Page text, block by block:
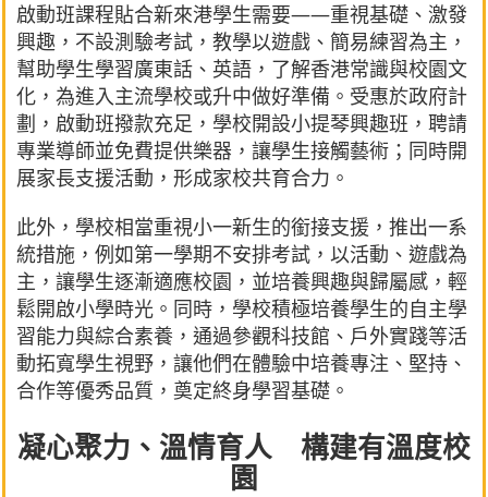
啟動班課程貼合新來港學生需要——重視基礎、激發
興趣，不設測驗考試，教學以遊戲、簡易練習為主，
幫助學生學習廣東話、英語，了解香港常識與校園文
化，為進入主流學校或升中做好準備。受惠於政府計
劃，啟動班撥款充足，學校開設小提琴興趣班，聘請
專業導師並免費提供樂器，讓學生接觸藝術；同時開
展家長支援活動，形成家校共育合力。
此外，學校相當重視小一新生的銜接支援，推出一系
統措施，例如第一學期不安排考試，以活動、遊戲為
主，讓學生逐漸適應校園，並培養興趣與歸屬感，輕
鬆開啟小學時光。同時，學校積極培養學生的自主學
習能力與綜合素養，通過參觀科技館、戶外實踐等活
動拓寬學生視野，讓他們在體驗中培養專注、堅持、
合作等優秀品質，奠定終身學習基礎。
凝心聚力、溫情育人 構建有溫度校
園